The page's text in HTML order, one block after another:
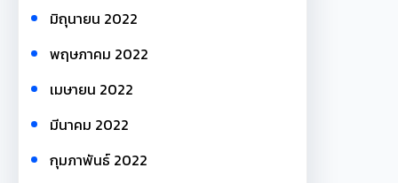
มิถุนายน 2022
พฤษภาคม 2022
เมษายน 2022
มีนาคม 2022
กุมภาพันธ์ 2022